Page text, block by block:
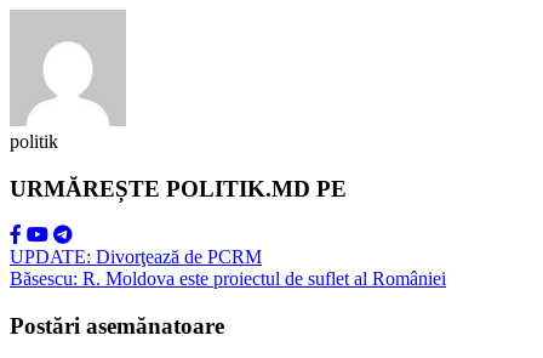
politik
URMĂREȘTE POLITIK.MD PE
UPDATE: Divorţează de PCRM
Băsescu: R. Moldova este proiectul de suflet al României
Postări asemănatoare